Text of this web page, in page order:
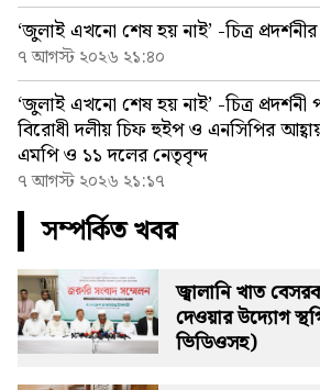
‘জুলাই এখনো শেষ হয় নাই’ -চিত্র
৭ আগস্ট ২০২৬ ২১:৪০
‘জুলাই এখনো শেষ হয় নাই’ -চিত্র প্রদর্শনী
বিরোধী দলীয় চিফ হুইপ ও এনসিপির
এমপি ও ১১ দলের নেতৃবৃন্দ
৭ আগস্ট ২০২৬ ২১:১৭
সম্পর্কিত খবর
জ্বালানি খাত
দেওয়ার উদ্যোগ
ভিডিওসহ)